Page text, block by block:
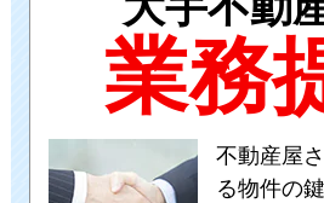
業務
不動産屋
る物件の